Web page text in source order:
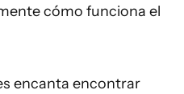
cómo funciona el
encanta encontrar